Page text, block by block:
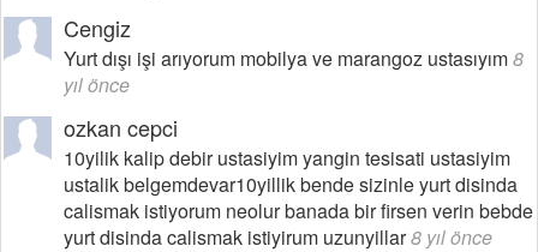
Cengiz
Yurt dışı işi arıyorum mobilya ve marangoz ustasıyım8
yıl önce
ozkan cepci
10yilik kalip debir ustasiyim yangin tesisati ustasiyim
ustalik belgemdevar10yillik bende sizinle yurt disinda
calismak istiyorum neolur banada bir firsen verin bebde
yurt disinda calismak istiyirum uzunyillar8 yıl önce